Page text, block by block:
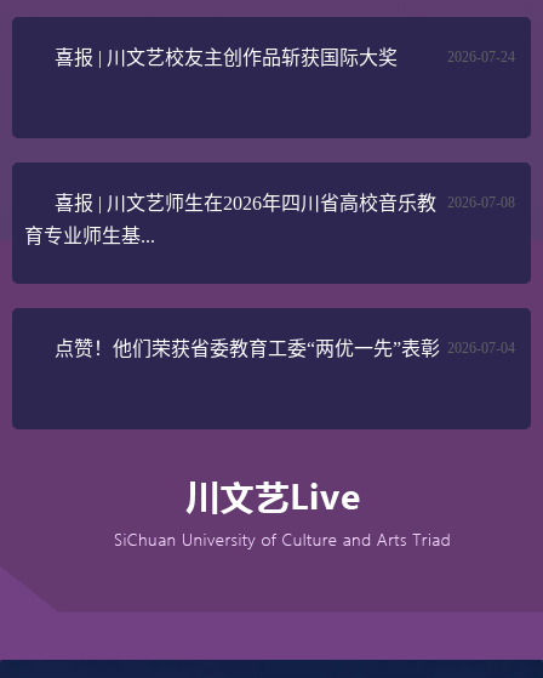
2026-07-24
喜报 | 川文艺校友主创作品斩获国际大奖
2026-07-08
喜报 | 川文艺师生在2026年四川省高校音乐教
育专业师生基...
2026-07-04
点赞！他们荣获省委教育工委“两优一先”表彰